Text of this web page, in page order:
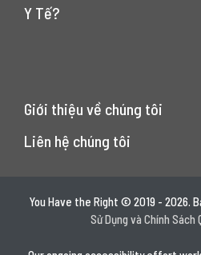
Y Tế?
Giới thiệu về chúng tôi
Liên hệ chúng tôi
You Have the Right © 2019 - 2026.
Sử Dụng và Chính Sách